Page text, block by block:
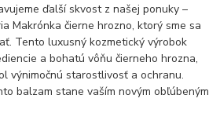
ďalší skvost z našej ponuky –
Makrónka čierne hrozno, ktorý sme sa
Tento luxusný kozmetický výrobok
a bohatú vôňu čierneho hrozna,
výnimočnú starostlivosť a ochranu.
balzam stane vaším novým obľúbeným